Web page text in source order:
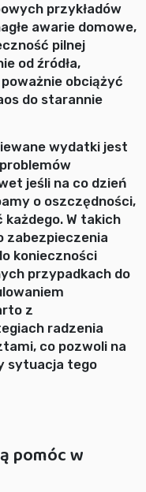
przykładów
awarie domowe,
pilnej
od źródła,
obciążyć
do starannie
wydatki jest
jeśli na co dzień
o oszczędności,
W takich
zabezpieczenia
konieczności
przypadkach do
z
radzenia
co pozwoli na
sytuacja tego
pomóc w